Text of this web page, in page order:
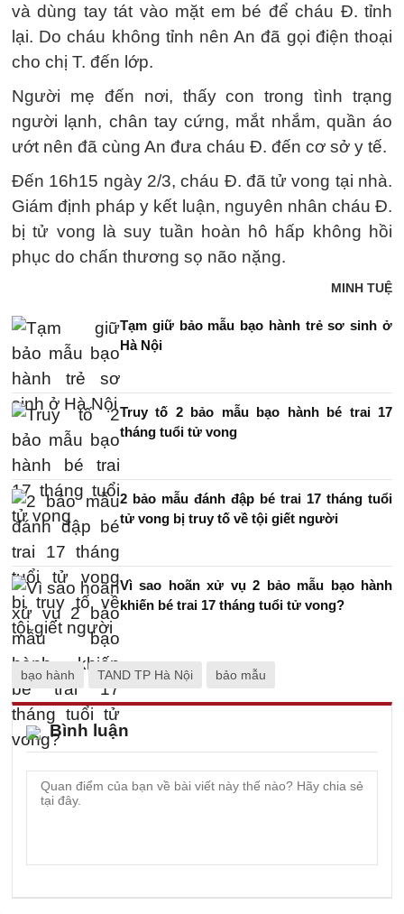
và dùng tay tát vào mặt em bé để cháu Đ. tỉnh
lại. Do cháu không tỉnh nên An đã gọi điện thoại
cho chị T. đến lớp.
Người mẹ đến nơi, thấy con trong tình trạng
người lạnh, chân tay cứng, mắt nhắm, quần áo
ướt nên đã cùng An đưa cháu Đ. đến cơ sở y tế.
Đến 16h15 ngày 2/3, cháu Đ. đã tử vong tại nhà.
Giám định pháp y kết luận, nguyên nhân cháu Đ.
bị tử vong là suy tuần hoàn hô hấp không hồi
phục do chấn thương sọ não nặng.
MINH TUỆ
Tạm giữ bảo mẫu bạo hành trẻ sơ sinh ở
Hà Nội
Truy tố 2 bảo mẫu bạo hành bé trai 17
tháng tuổi tử vong
2 bảo mẫu đánh đập bé trai 17 tháng tuổi
tử vong bị truy tố về tội giết người
Vì sao hoãn xử vụ 2 bảo mẫu bạo hành
khiến bé trai 17 tháng tuổi tử vong?
bạo hành TAND TP Hà Nội bảo mẫu
Bình luận